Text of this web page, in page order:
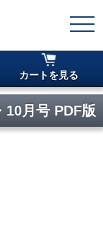
カートを見る
10月号 PDF版